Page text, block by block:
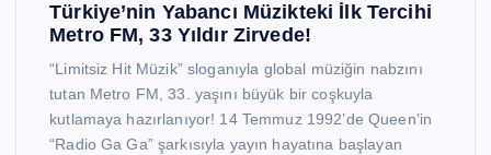
Türkiye’nin Yabancı Müzikteki İlk Tercihi
Metro FM, 33 Yıldır Zirvede!
“Limitsiz Hit Müzik” sloganıyla global müziğin nabzını
tutan Metro FM, 33. yaşını büyük bir coşkuyla
kutlamaya hazırlanıyor! 14 Temmuz 1992’de Queen’in
“Radio Ga Ga” şarkısıyla yayın hayatına başlayan